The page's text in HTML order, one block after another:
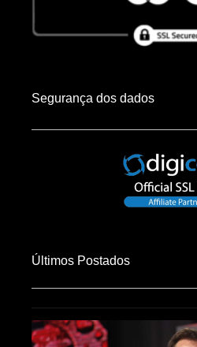
Segurança dos dados
Últimos Postados